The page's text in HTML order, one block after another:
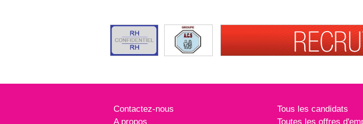
Contactez-nous
A propos
Tous les candidats
Toutes les offres